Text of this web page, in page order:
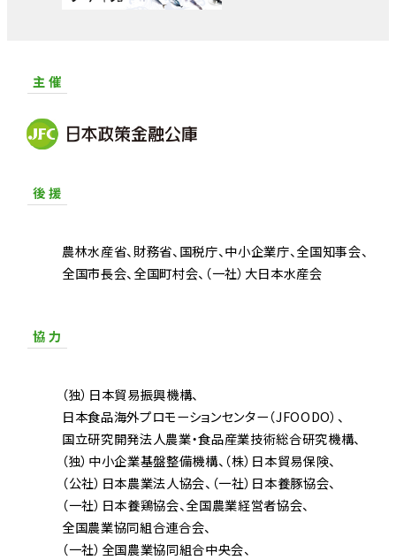
主 催
後 援
農林水産省 財務省 国税庁 中小企業庁 全国知事会
全国市長会 全国町村会 （一社）大日本水産会
協 力
（独）日本貿易振興機構
日本食品海外プロモーションセンター（JFOODO）
国立研究開発法人農業・食品産業技術総合研究機構
（独）中小企業基盤整備機構 （株）日本貿易保険
（公社）日本農業法人協会 （一社）日本養豚協会
（一社）日本養鶏協会 全国農業経営者協会
全国農業協同組合連合会
（一社）全国農業協同組合中央会